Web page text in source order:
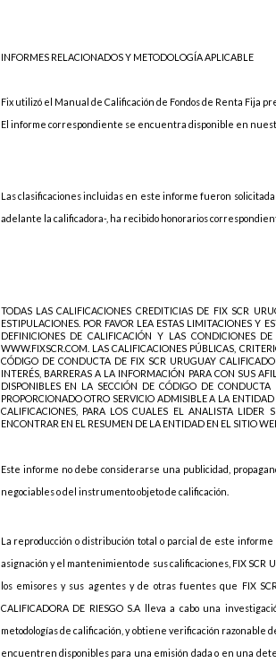
INFORMES RELACIONADOS Y METODOLOGÍA APLICABLE
Fix utilizó el Manual de Calificación de Fondos de Renta Fija
El informe correspondiente se encuentra disponible en
Lasclasificaciones incluidas en este informe fueron
adelante la calificadora-, ha recibido honorarios
TODAS LAS CALIFICACIONES CREDITICIAS DE FIX SCR
ESTIPULACIONES. POR FAVOR LEA ESTAS LIMITACIONES Y
DEFINICIONES DE CALIFICACIÓN Y LAS CONDICIONES
WWW.FIXSCR.COM. LAS CALIFICACIONES PÚBLICAS,
CÓDIGO DE CONDUCTA DE FIX SCR URUGUAY
INTERÉS, BARRERAS A LA INFORMACIÓN PARA CON SUS
DISPONIBLES EN LA SECCIÓN DE CÓDIGO DE
PROPORCIONADO OTRO SERVICIO ADMISIBLE A LA
CALIFICACIONES, PARA LOS CUALES EL ANALISTA
ENCONTRAR EN EL RESUMEN DE LA ENTIDAD EN EL SITIO
Este informe no debe considerarse una publicidad,
negociables o del instrumento objeto de calificación.
La reproducción o distribución total o parcial de este
asignación y el mantenimiento de sus calificaciones, FIX SCR
los emisores y sus agentes y de otras fuentes que FIX SCR
CALIFICADORA DE RIESGO S.A lleva a cabo una
metodologías de calificación, y obtiene verificación
encuentren disponibles para una emisión dada o en una